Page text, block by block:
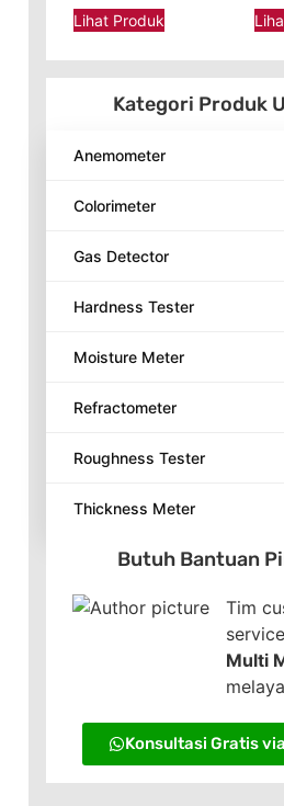
Lihat Produk
Kategori Produk
Anemometer
Colorimeter
Gas Detector
Hardness Tester
Moisture Meter
Refractometer
Roughness Tester
Thickness Meter
Butuh Bantuan
Tim
Multi
Konsultasi Gratis